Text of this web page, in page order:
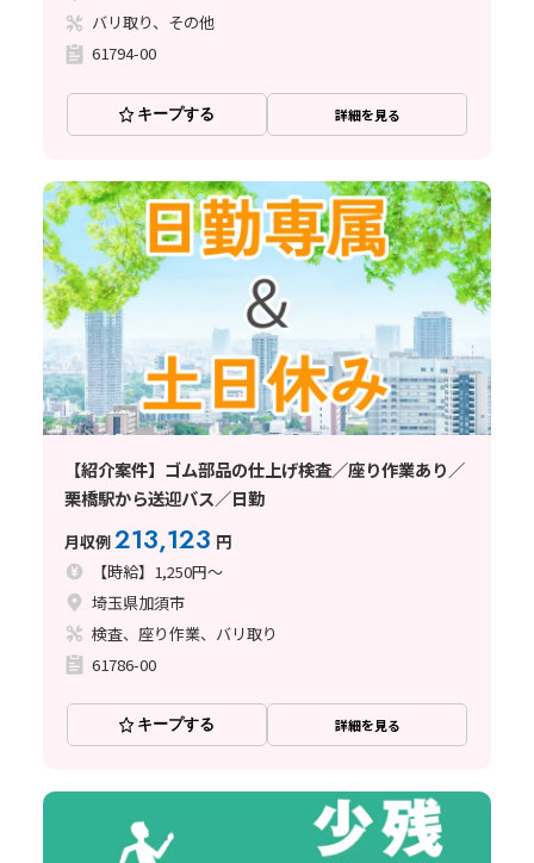
バリ取り、その他
61794-00
キープする 詳細を見る
【紹介案件】ゴム部品の仕上げ検査／座り作業あり／
栗橋駅から送迎バス／日勤
月収例213,123 円
【時給】1,250円～
埼玉県加須市
検査、座り作業、バリ取り
61786-00
キープする 詳細を見る